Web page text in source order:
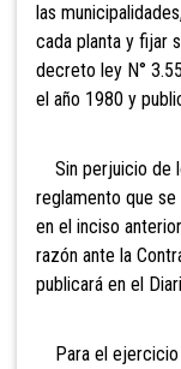
las
cada planta y fijar
decreto ley N°
el año 1980 y
Sin perjuicio de
reglamento que
en el inciso
razón ante la
publicará en el
Para el ejercicio